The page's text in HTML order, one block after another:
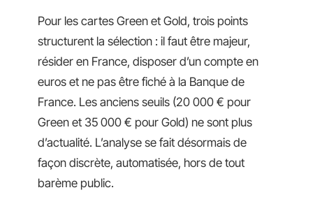
Pour les cartes Green et Gold, trois points
structurent la sélection : il faut être majeur,
résider en France, disposer d’un compte en
euros et ne pas être fiché à la Banque de
France. Les anciens seuils (20 000 € pour
Green et 35 000 € pour Gold) ne sont plus
d’actualité. L’analyse se fait désormais de
façon discrète, automatisée, hors de tout
barème public.